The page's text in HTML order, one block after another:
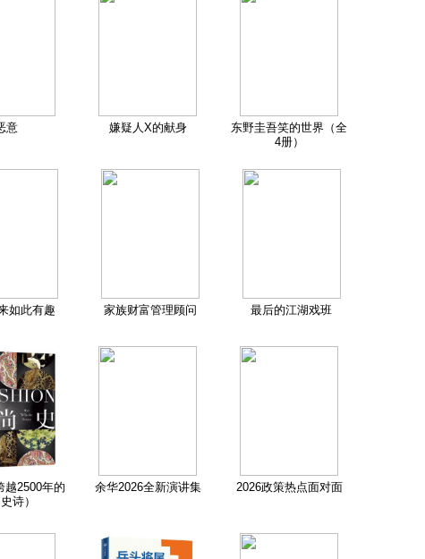
意 嫌疑人X的献身
东野圭吾笑的世界（全
4册）
如此有趣 家族财富管理顾问 最后的江湖戏班
越2500年的
诗）
余华2026全新演讲集 2026政策热点面对面